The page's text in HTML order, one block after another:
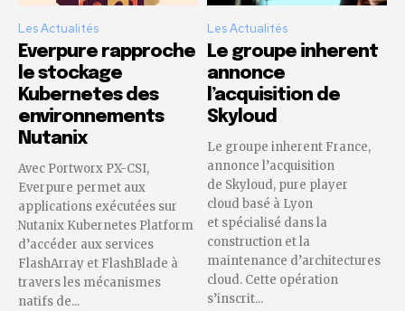
Les Actualités
Everpure rapproche
le stockage
Kubernetes des
environnements
Nutanix
Avec Portworx PX-CSI,
Everpure permet aux
applications exécutées sur
Nutanix Kubernetes Platform
d’accéder aux services
FlashArray et FlashBlade à
travers les mécanismes
natifs de...
Les Actualités
Le groupe inherent
annonce
l’acquisition de
Skyloud
Le groupe inherent France,
annonce l’acquisition
de Skyloud, pure player
cloud basé à Lyon
et spécialisé dans la
construction et la
maintenance d’architectures
cloud. Cette opération
s’inscrit...